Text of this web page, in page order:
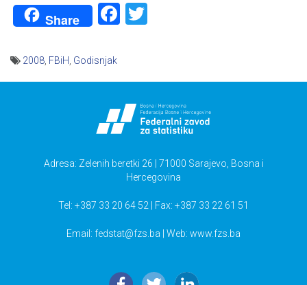
Share Facebook
2008 FBiH Godisnjak
Adresa: Zelenih beretki 26 | 71000 Sarajevo, Bosna i
Hercegovina
Tel: +387 33 20 64 52 | Fax: +387 33 22 61 51
Email: fedstat@fzs.ba | Web: www.fzs.ba